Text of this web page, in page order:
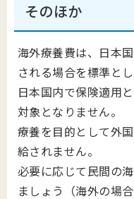
そのほか
海外療養費は、日本
される場合を標準と
日本国内で保険適用
対象となりません。
療養を目的として外
給されません。
必要に応じて民間の
ましょう（海外の場